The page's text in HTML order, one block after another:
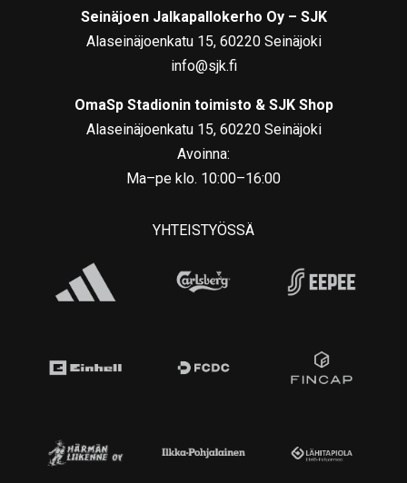
Seinäjoen Jalkapallokerho Oy – SJK
Alaseinäjoenkatu 15, 60220 Seinäjoki
info@sjk.fi
OmaSp Stadionin toimisto & SJK Shop
Alaseinäjoenkatu 15, 60220 Seinäjoki
Avoinna:
Ma–pe klo. 10:00–16:00
YHTEISTYÖSSÄ